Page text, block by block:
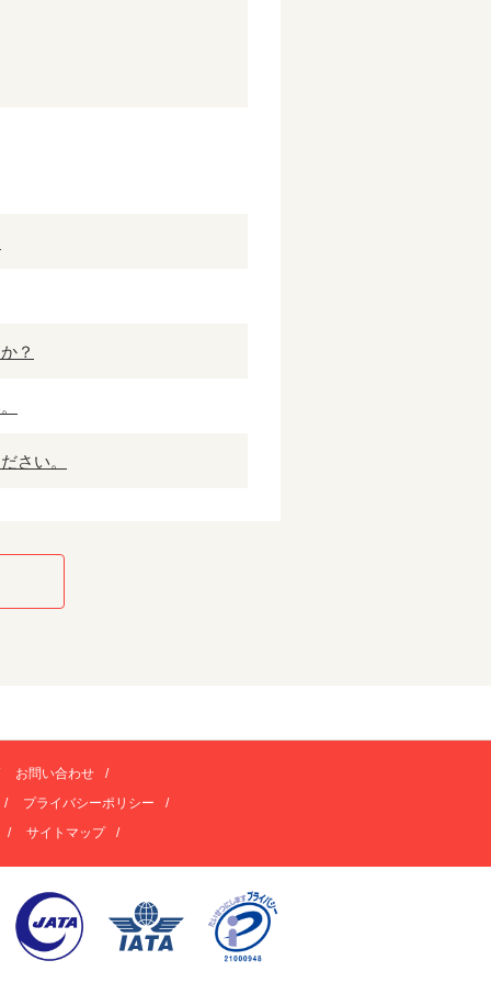
？
さい。
お問い合わせ
プライバシーポリシー
サイトマップ